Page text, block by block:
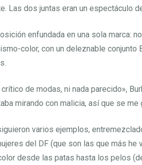
Las dos juntas eran un espectáculo
enfundada en una sola marca:
color, con un deleznable conjunto
crítico de modas, ni nada parecido»,
mirando con malicia, así que se me
varios ejemplos,
del DF (que son las que más he
desde las patas hasta los pelos